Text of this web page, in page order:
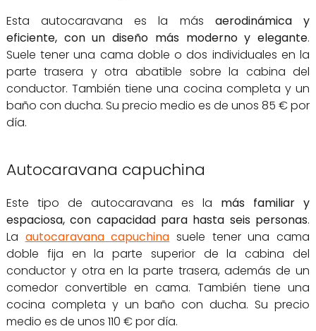
Esta autocaravana es la más aerodinámica y
eficiente, con un diseño más moderno y elegante.
Suele tener una cama doble o dos individuales en la
parte trasera y otra abatible sobre la cabina del
conductor. También tiene una cocina completa y un
baño con ducha. Su precio medio es de unos 85 € por
día.
Autocaravana capuchina
Este tipo de autocaravana es la más familiar y
espaciosa, con capacidad para hasta seis personas.
La autocaravana capuchina suele tener una cama
doble fija en la parte superior de la cabina del
conductor y otra en la parte trasera, además de un
comedor convertible en cama. También tiene una
cocina completa y un baño con ducha. Su precio
medio es de unos 110 € por día.